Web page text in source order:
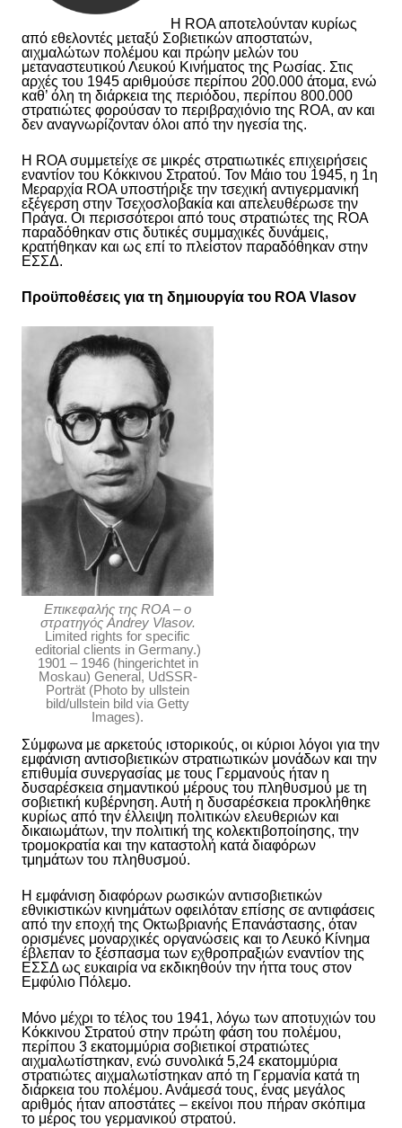
Η ROA αποτελούνταν κυρίως
από εθελοντές μεταξύ Σοβιετικών αποστατών,
αιχμαλώτων πολέμου και πρώην μελών του
μεταναστευτικού Λευκού Κινήματος της Ρωσίας. Στις
αρχές του 1945 αριθμούσε περίπου 200.000 άτομα, ενώ
καθ’ όλη τη διάρκεια της περιόδου, περίπου 800.000
στρατιώτες φορούσαν το περιβραχιόνιο της ROA, αν και
δεν αναγνωρίζονταν όλοι από την ηγεσία της.
Η ROA συμμετείχε σε μικρές στρατιωτικές επιχειρήσεις
εναντίον του Κόκκινου Στρατού. Τον Μάιο του 1945, η 1η
Μεραρχία ROA υποστήριξε την τσεχική αντιγερμανική
εξέγερση στην Τσεχοσλοβακία και απελευθέρωσε την
Πράγα. Οι περισσότεροι από τους στρατιώτες της ROA
παραδόθηκαν στις δυτικές συμμαχικές δυνάμεις,
κρατήθηκαν και ως επί το πλείστον παραδόθηκαν στην
ΕΣΣΔ.
Προϋποθέσεις για τη δημιουργία του ROA Vlasov
Επικεφαλής της ROA – ο
στρατηγός Andrey Vlasov.
Limited rights for specific
editorial clients in Germany.)
1901 – 1946 (hingerichtet in
Moskau) General, UdSSR-
Porträt (Photo by ullstein
bild/ullstein bild via Getty
Images).
Σύμφωνα με αρκετούς ιστορικούς, οι κύριοι λόγοι για την
εμφάνιση αντισοβιετικών στρατιωτικών μονάδων και την
επιθυμία συνεργασίας με τους Γερμανούς ήταν η
δυσαρέσκεια σημαντικού μέρους του πληθυσμού με τη
σοβιετική κυβέρνηση. Αυτή η δυσαρέσκεια προκλήθηκε
κυρίως από την έλλειψη πολιτικών ελευθεριών και
δικαιωμάτων, την πολιτική της κολεκτιβοποίησης, την
τρομοκρατία και την καταστολή κατά διαφόρων
τμημάτων του πληθυσμού.
Η εμφάνιση διαφόρων ρωσικών αντισοβιετικών
εθνικιστικών κινημάτων οφειλόταν επίσης σε αντιφάσεις
από την εποχή της Οκτωβριανής Επανάστασης, όταν
ορισμένες μοναρχικές οργανώσεις και το Λευκό Κίνημα
έβλεπαν το ξέσπασμα των εχθροπραξιών εναντίον της
ΕΣΣΔ ως ευκαιρία να εκδικηθούν την ήττα τους στον
Εμφύλιο Πόλεμο.
Μόνο μέχρι το τέλος του 1941, λόγω των αποτυχιών του
Κόκκινου Στρατού στην πρώτη φάση του πολέμου,
περίπου 3 εκατομμύρια σοβιετικοί στρατιώτες
αιχμαλωτίστηκαν, ενώ συνολικά 5,24 εκατομμύρια
στρατιώτες αιχμαλωτίστηκαν από τη Γερμανία κατά τη
διάρκεια του πολέμου. Ανάμεσά τους, ένας μεγάλος
αριθμός ήταν αποστάτες – εκείνοι που πήραν σκόπιμα
το μέρος του γερμανικού στρατού.